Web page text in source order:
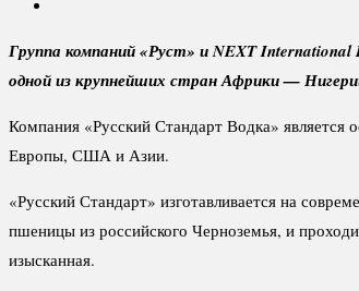
Группа компаний «Руст» и NEXT
одной из крупнейших стран Африки —
Компания «Русский Стандарт Водка» является
Европы, США и Азии.
«Русский Стандарт» изготавливается на
пшеницы из российского Черноземья, и
изысканная.